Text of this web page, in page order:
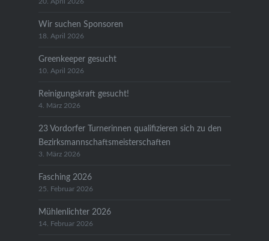
20. April 2026
Wir suchen Sponsoren
18. April 2026
Greenkeeper gesucht
10. April 2026
Reinigungskraft gesucht!
4. März 2026
23 Vordorfer Turnerinnen qualifizieren sich zu den
Bezirksmannschaftsmeisterschaften
3. März 2026
Fasching 2026
25. Februar 2026
Mühlenlichter 2026
14. Februar 2026